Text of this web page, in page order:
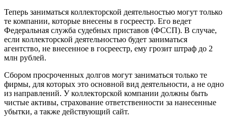
Теперь заниматься коллекторской деятельностью могут только
те компании, которые внесены в госреестр. Его ведет
Федеральная служба судебных приставов (ФССП). В случае,
если коллекторской деятельностью будет заниматься
агентство, не внесенное в госреестр, ему грозит штраф до 2
млн рублей.
Сбором просроченных долгов могут заниматься только те
фирмы, для которых это основной вид деятельности, а не одно
из направлений. У коллекторской компании должны быть
чистые активы, страхование ответственности за нанесенные
убытки, а также действующий сайт.